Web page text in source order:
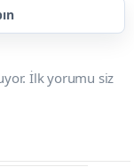
İlk yorumu siz